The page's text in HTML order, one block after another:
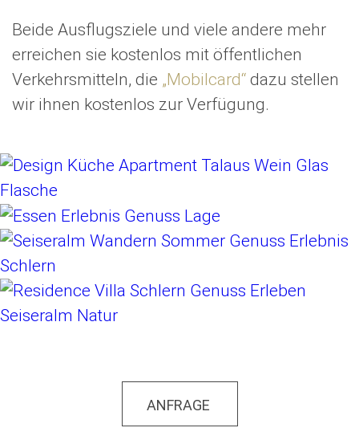
Beide Ausflugsziele und viele andere mehr
erreichen sie kostenlos mit öffentlichen
Verkehrsmitteln, die „Mobilcard“ dazu stellen
wir ihnen kostenlos zur Verfügung.
ANFRAGE